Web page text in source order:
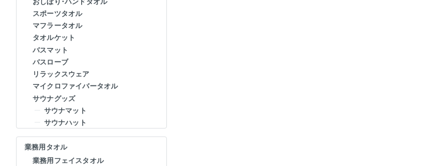
スポーツタオル
マフラータオル
タオルケット
バスマット
バスローブ
リラックスウェア
マイクロファイバータオル
サウナグッズ
サウナマット
サウナハット
業務用タオル
業務用フェイスタオル